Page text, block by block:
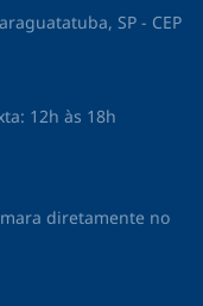
SP - CEP
12h às 18h
diretamente no